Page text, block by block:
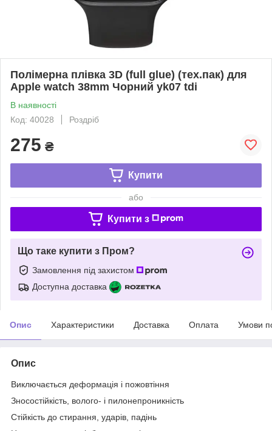
Полімерна плівка 3D (full glue) (тех.пак) для
Apple watch 38mm Чорний yk07 tdi
В наявності
Код: 40028
Роздріб
275 ₴
Купити
або
Купити з
Що таке купити з Пром?
Замовлення під захистом
Доступна доставка
Опис Характеристики Доставка Оплата Умови
Опис
Виключається деформація і пожовтіння
Зносостійкість, волого- і пилонепроникність
Стійкість до стирання, ударів, падінь